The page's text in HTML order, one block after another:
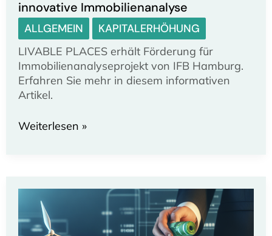
innovative Immobilienanalyse
ALLGEMEIN KAPITALERHÖHUNG
LIVABLE PLACES erhält Förderung für
Immobilienanalyseprojekt von IFB Hamburg.
Erfahren Sie mehr in diesem informativen
Artikel.
LIVABLE
innovative
Immobilienanalyse
Weiterlesen »